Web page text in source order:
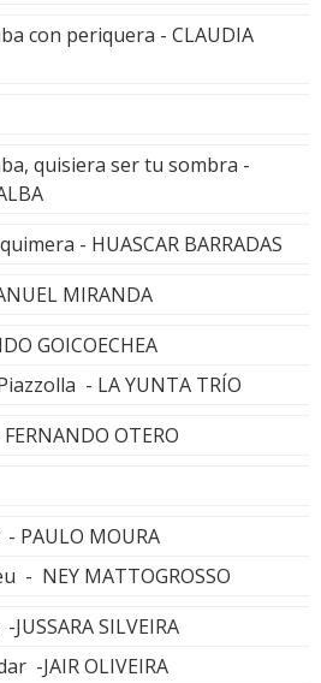
con periquera - CLAUDIA
quisiera ser tu sombra -
- HUASCAR BARRADAS
MIRANDA
GOICOECHEA
- LA YUNTA TRÍO
OTERO
PAULO MOURA
- NEY MATTOGROSSO
SILVEIRA
-JAIR OLIVEIRA